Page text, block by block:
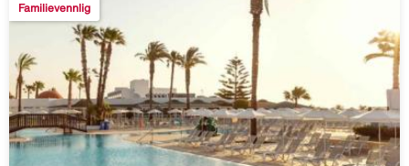
Familievennlig